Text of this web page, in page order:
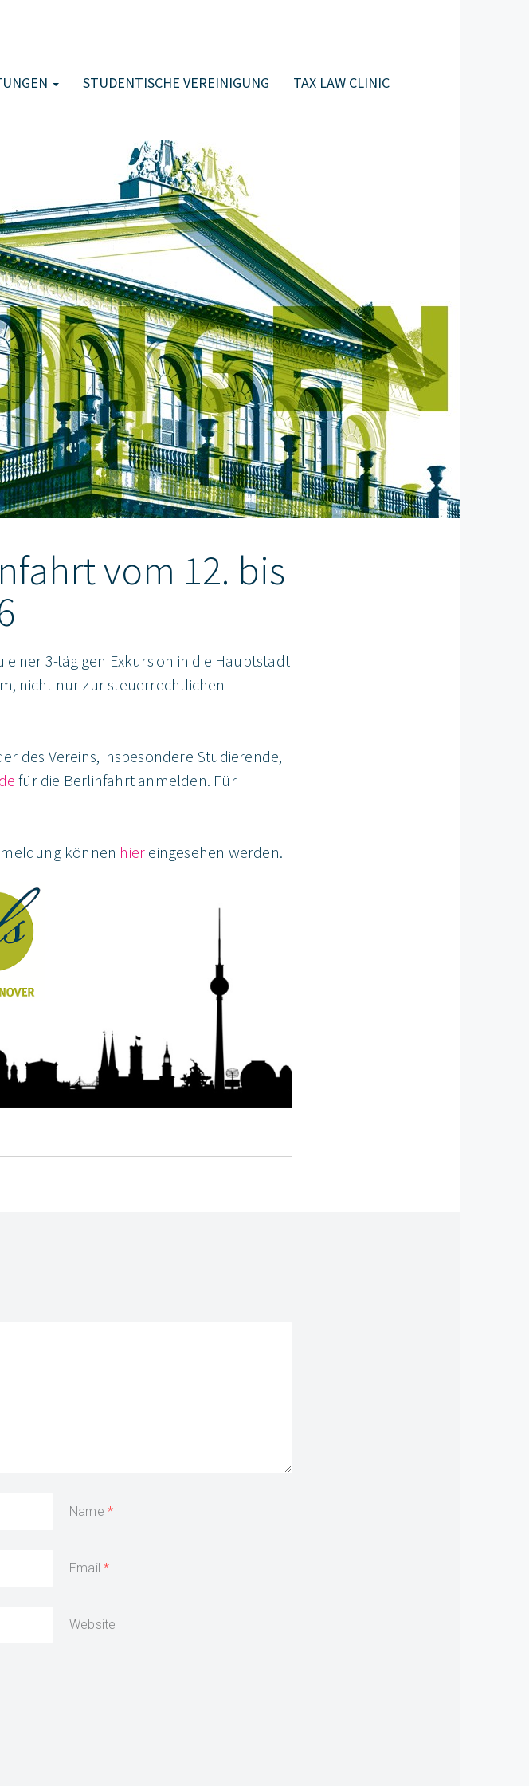
STUDENTISCHE VEREINIGUNG TAX LAW CLINIC
vom 12. bis
einer 3-tägigen Exkursion in die Hauptstadt
nicht nur zur steuerrechtlichen
des Vereins, insbesondere Studierende,
für die Berlinfahrt anmelden. Für
können hier eingesehen werden.
Name
Email
Website